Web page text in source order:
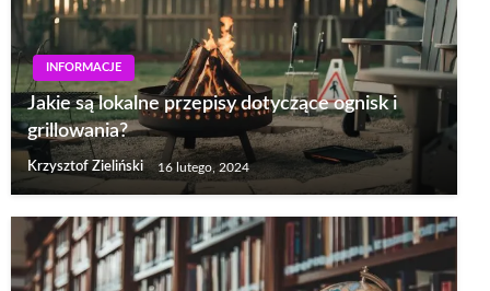
INFORMACJE
Jakie są lokalne przepisy dotyczące ognisk i
grillowania?
Krzysztof Zieliński 16 lutego, 2024